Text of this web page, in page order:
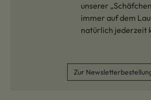
unserer
immer auf dem
natürlich jederzeit
Zur